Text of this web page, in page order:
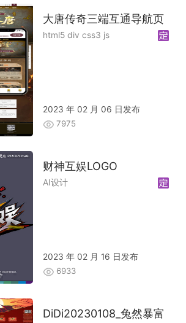
大唐传奇三端互通导航页
html5 div css3 js
2023 年 02 月 06 日发布
7975
财神互娱LOGO
AI设计
2023 年 02 月 16 日发布
6933
DiDi20230108_兔然暴富